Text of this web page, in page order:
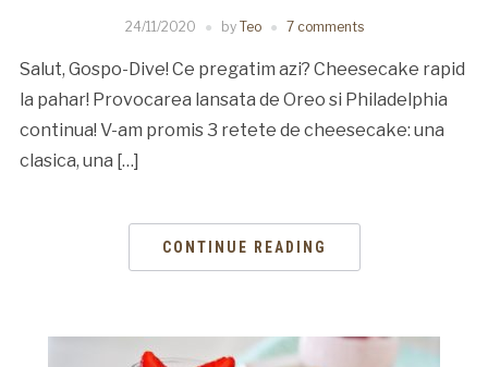
24/11/2020 by Teo 7 comments
Salut, Gospo-Dive! Ce pregatim azi? Cheesecake rapid
la pahar! Provocarea lansata de Oreo si Philadelphia
continua! V-am promis 3 retete de cheesecake: una
clasica, una […]
CONTINUE READING